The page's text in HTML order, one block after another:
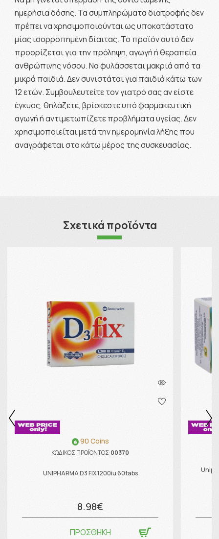
ημερήσια δόσης. Τα συμπληρώματα διατροφής δεν
πρέπει να χρησιμοποιούνται ως υποκατάστατο
μίας ισορροπημένη δίαιτας. Το προϊόν αυτό δεν
προορίζεται για την πρόληψη, αγωγή ή θεραπεία
ανθρώπινης νόσου. Να φυλάσσεται μακριά από τα
μικρά παιδιά. Δεν συνιστάται για παιδιά κάτω των
12 ετών. Συμβουλευτείτε τον γιατρό σας αν είστε
έγκυος, θηλάζετε, βρίσκεστε υπό φαρμακευτική
αγωγή ή αντιμετωπίζετε προβλήματα υγείας. Δεν
χρησιμοποιείται μετά την ημερομηνία λήξης που
αναγράφεται στο κάτω μέρος της συσκευασίας.
Σχετικά προϊόντα
90 Coins
ΚΩΔΙΚΟΣ ΠΡΟΪΟΝΤΟΣ:00370
UNIPHARMA D3 FIX 1200iu 60tabs
8.98€
ΠΡΟΣΘΗΚΗ